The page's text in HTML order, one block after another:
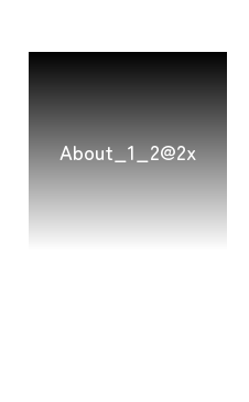
About_1_2@2x